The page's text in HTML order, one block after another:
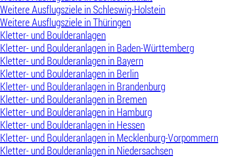
Weitere Ausflugsziele in Schleswig-Holstein
Weitere Ausflugsziele in Thüringen
Kletter- und Boulderanlagen
Kletter- und Boulderanlagen in Baden-Württemberg
Kletter- und Boulderanlagen in Bayern
Kletter- und Boulderanlagen in Berlin
Kletter- und Boulderanlagen in Brandenburg
Kletter- und Boulderanlagen in Bremen
Kletter- und Boulderanlagen in Hamburg
Kletter- und Boulderanlagen in Hessen
Kletter- und Boulderanlagen in Mecklenburg-Vorpommern
Kletter- und Boulderanlagen in Niedersachsen